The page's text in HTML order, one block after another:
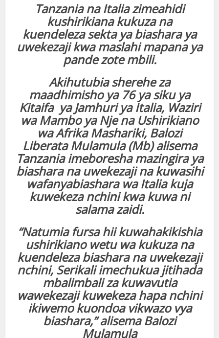
Tanzania na Italia zimeahidi
kushirikiana kukuza na
kuendeleza sekta ya biashara ya
uwekezaji kwa maslahi mapana ya
pande zote mbili.
Akihutubia sherehe za
maadhimisho ya 76 ya siku ya
Kitaifa ya Jamhuri ya Italia, Waziri
wa Mambo ya Nje na Ushirikiano
wa Afrika Mashariki, Balozi
Liberata Mulamula (Mb) alisema
Tanzania imeboresha mazingira ya
biashara na uwekezaji na kuwasihi
wafanyabiashara wa Italia kuja
kuwekeza nchini kwa kuwa ni
salama zaidi.
“Natumia fursa hii kuwahakikishia
ushirikiano wetu wa kukuza na
kuendeleza biashara na uwekezaji
nchini, Serikali imechukua jitihada
mbalimbali za kuwavutia
wawekezaji kuwekeza hapa nchini
ikiwemo kuondoa vikwazo vya
biashara,” alisema Balozi
Mulamula